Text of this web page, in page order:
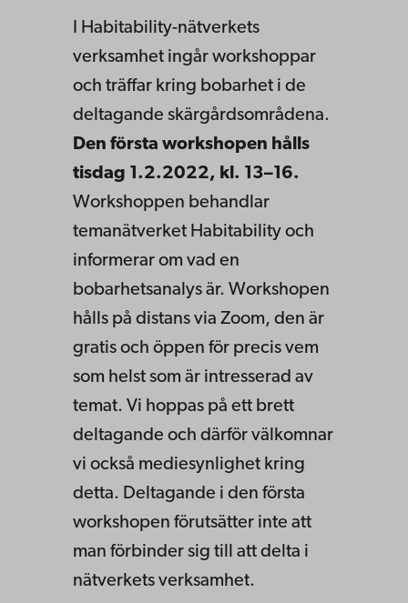
I Habitability-nätverkets
verksamhet ingår workshoppar
och träffar kring bobarhet i de
deltagande skärgårdsområdena.
Den första workshopen hålls
tisdag 1.2.2022, kl. 13–16.
Workshoppen behandlar
temanätverket Habitability och
informerar om vad en
bobarhetsanalys är. Workshopen
hålls på distans via Zoom, den är
gratis och öppen för precis vem
som helst som är intresserad av
temat. Vi hoppas på ett brett
deltagande och därför välkomnar
vi också mediesynlighet kring
detta. Deltagande i den första
workshopen förutsätter inte att
man förbinder sig till att delta i
nätverkets verksamhet.